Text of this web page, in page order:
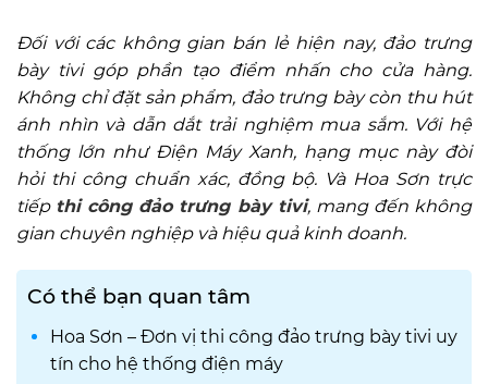
Đối với các không gian bán lẻ hiện nay, đảo trưng
bày tivi góp phần tạo điểm nhấn cho cửa hàng.
Không chỉ đặt sản phẩm, đảo trưng bày còn thu hút
ánh nhìn và dẫn dắt trải nghiệm mua sắm. Với hệ
thống lớn như Điện Máy Xanh, hạng mục này đòi
hỏi thi công chuẩn xác, đồng bộ. Và Hoa Sơn trực
tiếp thi công đảo trưng bày tivi, mang đến không
gian chuyên nghiệp và hiệu quả kinh doanh.
Có thể bạn quan tâm
Hoa Sơn – Đơn vị thi công đảo trưng bày tivi uy
tín cho hệ thống điện máy